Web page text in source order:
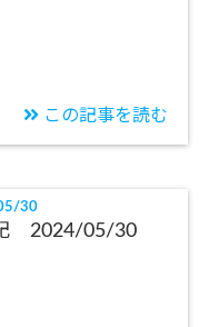
この記事を読む
30
2024/05/30